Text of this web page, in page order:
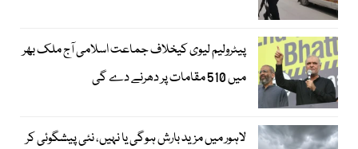
پیٹرولیم لیوی کیخلاف جماعت اسلامی آج ملک بھر
میں 510 مقامات پر دھرنے دے گی
لاہور میں مزید بارش ہوگی یا نہیں، نئی پیشگوئی کر